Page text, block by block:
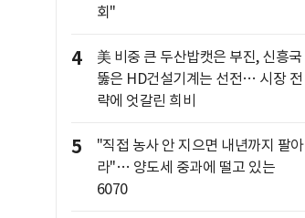
회"
4
美 비중 큰 두산밥캣은 부진, 신흥국
뚫은 HD건설기계는 선전… 시장 전
략에 엇갈린 희비
5
"직접 농사 안 지으면 내년까지 팔아
라"… 양도세 중과에 떨고 있는
6070